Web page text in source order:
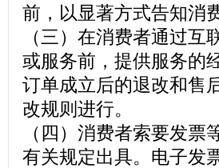
前，以显著方式告知消
（三）在消费者通过
或服务前，提供服务的
订单成立后的退改和售
改规则进行。
（四）消费者索要发
有关规定出具。电子发